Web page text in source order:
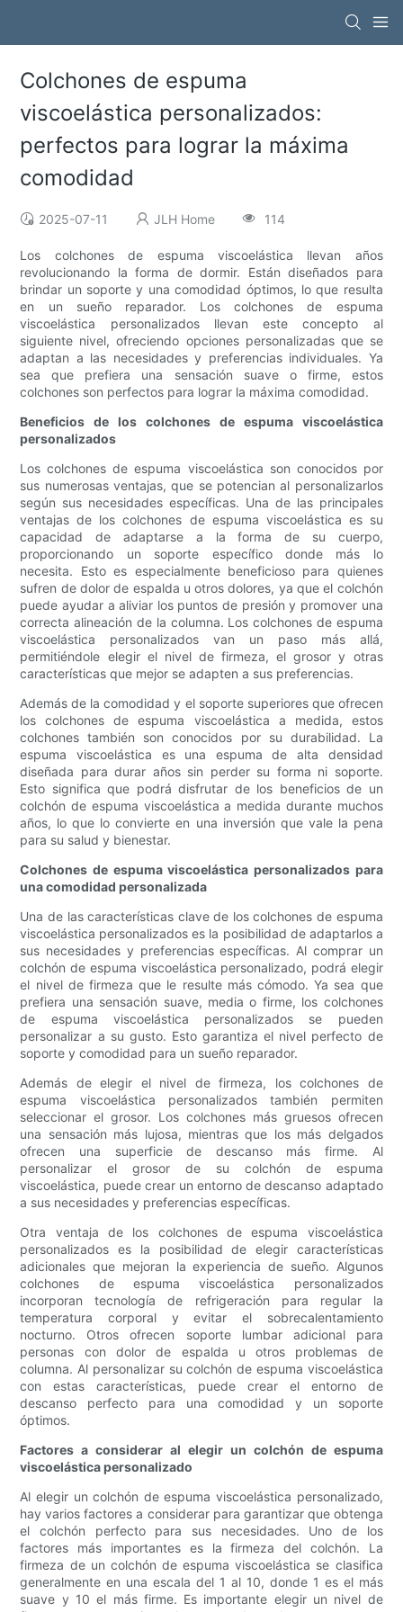
Colchones de espuma
viscoelástica personalizados:
perfectos para lograr la máxima
comodidad
2025-07-11 JLH Home 114
Los colchones de espuma viscoelástica llevan años
revolucionando la forma de dormir. Están diseñados para
brindar un soporte y una comodidad óptimos, lo que resulta
en un sueño reparador. Los colchones de espuma
viscoelástica personalizados llevan este concepto al
siguiente nivel, ofreciendo opciones personalizadas que se
adaptan a las necesidades y preferencias individuales. Ya
sea que prefiera una sensación suave o firme, estos
colchones son perfectos para lograr la máxima comodidad.
Beneficios de los colchones de espuma viscoelástica
personalizados
Los colchones de espuma viscoelástica son conocidos por
sus numerosas ventajas, que se potencian al personalizarlos
según sus necesidades específicas. Una de las principales
ventajas de los colchones de espuma viscoelástica es su
capacidad de adaptarse a la forma de su cuerpo,
proporcionando un soporte específico donde más lo
necesita. Esto es especialmente beneficioso para quienes
sufren de dolor de espalda u otros dolores, ya que el colchón
puede ayudar a aliviar los puntos de presión y promover una
correcta alineación de la columna. Los colchones de espuma
viscoelástica personalizados van un paso más allá,
permitiéndole elegir el nivel de firmeza, el grosor y otras
características que mejor se adapten a sus preferencias.
Además de la comodidad y el soporte superiores que ofrecen
los colchones de espuma viscoelástica a medida, estos
colchones también son conocidos por su durabilidad. La
espuma viscoelástica es una espuma de alta densidad
diseñada para durar años sin perder su forma ni soporte.
Esto significa que podrá disfrutar de los beneficios de un
colchón de espuma viscoelástica a medida durante muchos
años, lo que lo convierte en una inversión que vale la pena
para su salud y bienestar.
Colchones de espuma viscoelástica personalizados para
una comodidad personalizada
Una de las características clave de los colchones de espuma
viscoelástica personalizados es la posibilidad de adaptarlos a
sus necesidades y preferencias específicas. Al comprar un
colchón de espuma viscoelástica personalizado, podrá elegir
el nivel de firmeza que le resulte más cómodo. Ya sea que
prefiera una sensación suave, media o firme, los colchones
de espuma viscoelástica personalizados se pueden
personalizar a su gusto. Esto garantiza el nivel perfecto de
soporte y comodidad para un sueño reparador.
Además de elegir el nivel de firmeza, los colchones de
espuma viscoelástica personalizados también permiten
seleccionar el grosor. Los colchones más gruesos ofrecen
una sensación más lujosa, mientras que los más delgados
ofrecen una superficie de descanso más firme. Al
personalizar el grosor de su colchón de espuma
viscoelástica, puede crear un entorno de descanso adaptado
a sus necesidades y preferencias específicas.
Otra ventaja de los colchones de espuma viscoelástica
personalizados es la posibilidad de elegir características
adicionales que mejoran la experiencia de sueño. Algunos
colchones de espuma viscoelástica personalizados
incorporan tecnología de refrigeración para regular la
temperatura corporal y evitar el sobrecalentamiento
nocturno. Otros ofrecen soporte lumbar adicional para
personas con dolor de espalda u otros problemas de
columna. Al personalizar su colchón de espuma viscoelástica
con estas características, puede crear el entorno de
descanso perfecto para una comodidad y un soporte
óptimos.
Factores a considerar al elegir un colchón de espuma
viscoelástica personalizado
Al elegir un colchón de espuma viscoelástica personalizado,
hay varios factores a considerar para garantizar que obtenga
el colchón perfecto para sus necesidades. Uno de los
factores más importantes es la firmeza del colchón. La
firmeza de un colchón de espuma viscoelástica se clasifica
generalmente en una escala del 1 al 10, donde 1 es el más
suave y 10 el más firme. Es importante elegir un nivel de